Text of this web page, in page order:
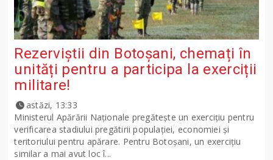
Rezerviștii din Botoșani, chemați în
unități pentru a participa la exerciții
militare!
astăzi, 13:33
Ministerul Apărării Naţionale pregăteşte un exerciţiu pentru
verificarea stadiului pregătirii populației, economiei și
teritoriului pentru apărare. Pentru Botoșani, un exercițiu
similar a mai avut loc î...